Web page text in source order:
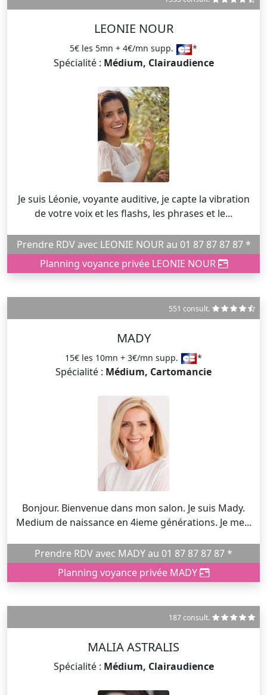
LEONIE NOUR
5€ les 5mn + 4€/mn supp. *
Spécialité : Médium, Clairaudience
Je suis Léonie, voyante auditive, je capte la vibration
de votre voix et les flashs, les phrases et le...
Prendre RDV avec LEONIE NOUR au 01 87 87 87 87 *
Planning voyance privée LEONIE NOUR
551 consult.
MADY
15€ les 10mn + 3€/mn supp. *
Spécialité : Médium, Cartomancie
Bonjour. Bienvenue dans mon salon. Je suis Mady.
Medium de naissance en 4ieme générations. Je me...
Prendre RDV avec MADY au 01 87 87 87 87 *
Planning voyance privée MADY
187 consult.
MALIA ASTRALIS
Spécialité : Médium, Clairaudience